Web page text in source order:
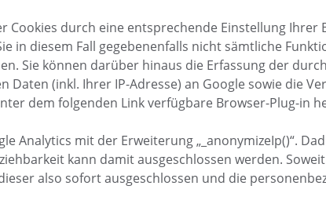
durch eine entsprechende Einstellung Ihrer
in diesem Fall gegebenenfalls nicht sämtliche
Sie können darüber hinaus die Erfassung der
Daten (inkl. Ihrer IP-Adresse) an Google sowie die
dem folgenden Link verfügbare Browser-Plug-in
Analytics mit der Erweiterung „_anonymizeIp()“.
kann damit ausgeschlossen werden.
also sofort ausgeschlossen und die